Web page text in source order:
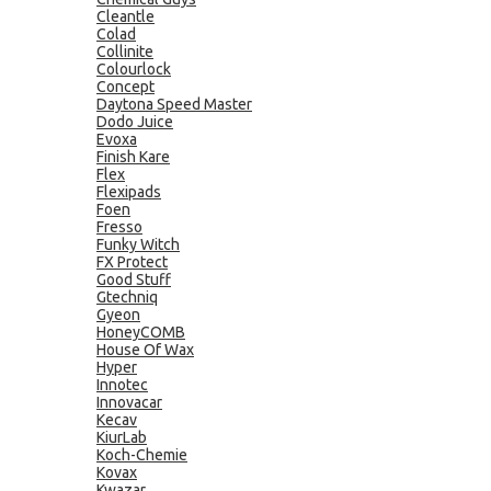
Cleantle
Colad
Collinite
Colourlock
Concept
Daytona Speed Master
Dodo Juice
Evoxa
Finish Kare
Flex
Flexipads
Foen
Fresso
Funky Witch
FX Protect
Good Stuff
Gtechniq
Gyeon
HoneyCOMB
House Of Wax
Hyper
Innotec
Innovacar
Kecav
KiurLab
Koch-Chemie
Kovax